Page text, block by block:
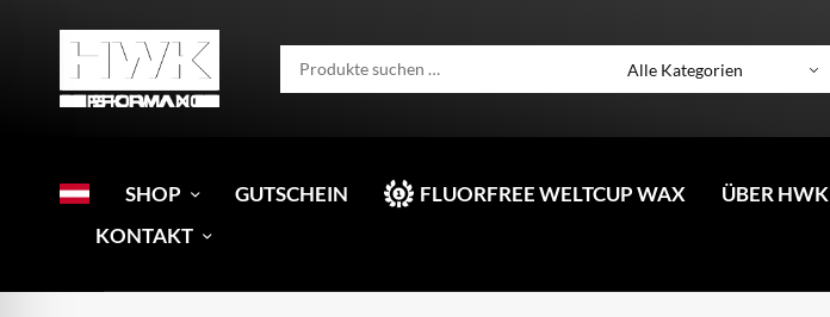
SHOP GUTSCHEIN FLUORFREE WELTCUP WAX ÜBER HWK
KONTAKT